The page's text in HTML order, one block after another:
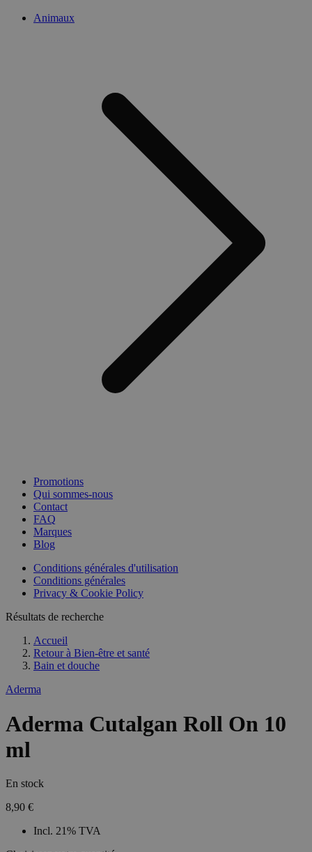
Animaux
Promotions
Qui sommes-nous
Contact
FAQ
Marques
Blog
Conditions générales d'utilisation
Conditions générales
Privacy & Cookie Policy
Résultats de recherche
Accueil
Retour à Bien-être et santé
Bain et douche
Aderma
Aderma Cutalgan Roll On 10
ml
En stock
8,90 €
Incl. 21% TVA